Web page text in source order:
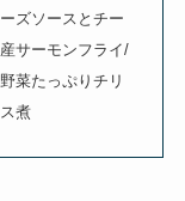
ズソースとチー
サーモンフライ/
菜たっぷりチリ
煮